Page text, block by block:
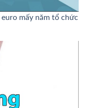
mấy năm tổ chức